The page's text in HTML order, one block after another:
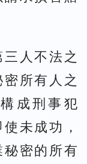
人不法之
所有人之
成刑事犯
未成功，
密的所有